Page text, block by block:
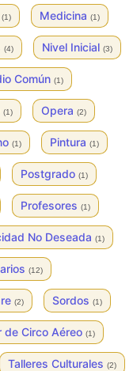
(1) Medicina (1)
(4) Nivel Inicial (3)
Común (1)
(1) Opera (2)
(1) Pintura (1)
Postgrado (1)
Profesores (1)
No Deseada (1)
(12)
(2) Sordos (1)
de Circo Aéreo (1)
Talleres Culturales (2)